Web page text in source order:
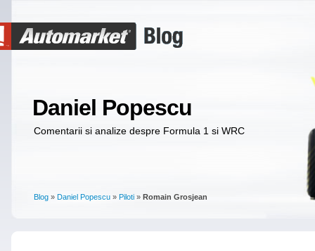
Daniel Popescu
Comentarii si analize despre Formula 1 si WRC
Blog » Daniel Popescu » Piloti » Romain Grosjean